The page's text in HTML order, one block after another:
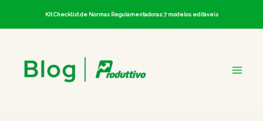
para
conteúdo
KIt Checklist de Normas Regulamentadoras: 7 modelos editáveis